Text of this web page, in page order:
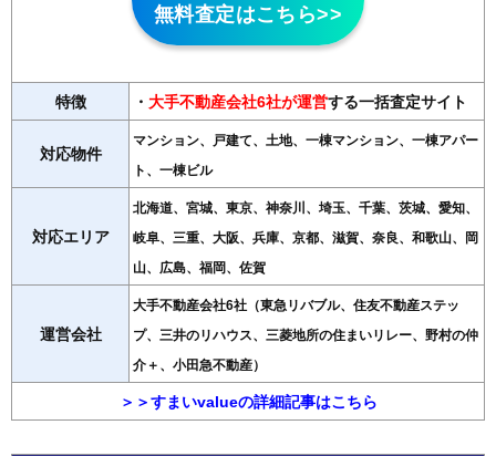
無料査定はこちら>>
特徴 ・ 大手不動産会社6社が運営する一括査定サイト
対応物件
マンション、戸建て、土地、一棟マンション、一棟アパー
ト、一棟ビル
対応エリア
北海道、宮城、東京、神奈川、埼玉、千葉、茨城、愛知、
岐阜、三重、大阪、兵庫、京都、滋賀、奈良、和歌山、岡
山、広島、福岡、佐賀
運営会社
大手不動産会社6社（東急リバブル、住友不動産ステッ
プ、三井のリハウス、三菱地所の住まいリレー、野村の仲
介＋、小田急不動産）
＞＞すまいvalueの詳細記事はこちら